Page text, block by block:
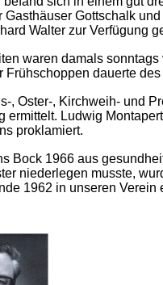
Gasthäuser Gottschalk
Walter zur Verfügung
waren damals
Frühschoppen dauerte
, Oster-, Kirchweih- und
ermittelt. Ludwig
proklamiert.
Bock 1966 aus
niederlegen musste,
1962 in unseren Verein